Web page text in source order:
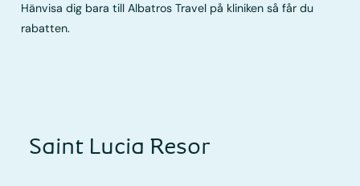
Hänvisa dig bara till Albatros Travel på kliniken så får du
rabatten.
Saint Lucia Resor